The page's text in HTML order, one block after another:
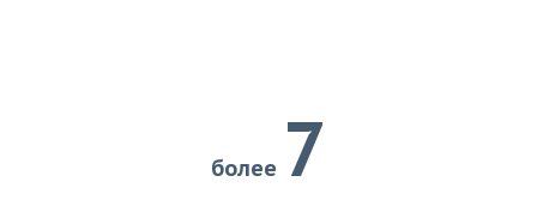
более 7